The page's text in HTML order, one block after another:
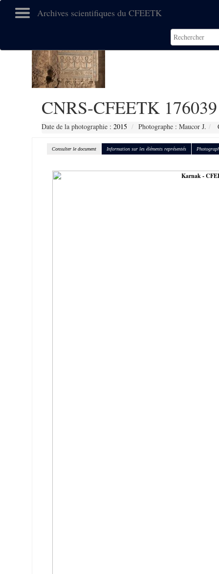
Archives scientifiques du CFEETK
CNRS-CFEETK 176039
Date de la photographie : 2015 Photographe : Maucor J.
Consulter le document Information sur les éléments représentés